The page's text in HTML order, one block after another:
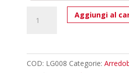
LG008
Luxury
Aggiungi al
COD: LG008 Categorie: